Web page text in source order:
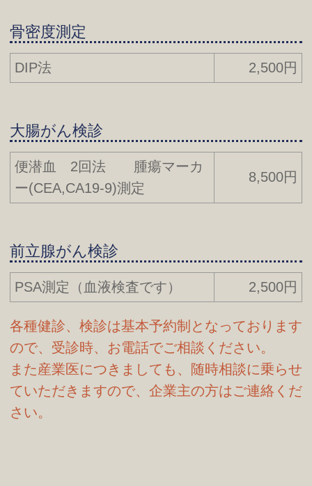
骨密度測定
DIP法 2,500円
大腸がん検診
便潜血 2回法 腫瘍マーカ
ー(CEA,CA19-9)測定
8,500円
前立腺がん検診
PSA測定（血液検査です） 2,500円
各種健診、検診は基本予約制となっております
ので、受診時、お電話でご相談ください。
また産業医につきましても、随時相談に乗らせ
ていただきますので、企業主の方はご連絡くだ
さい。